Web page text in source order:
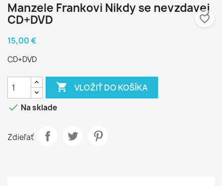
Manzele Frankovi Nikdy se nevzdavej
CD+DVD
15,00 €
CD+DVD
 VLOŽIŤ DO KOŠÍKA
favorite_border
 Na sklade
Zdieľať